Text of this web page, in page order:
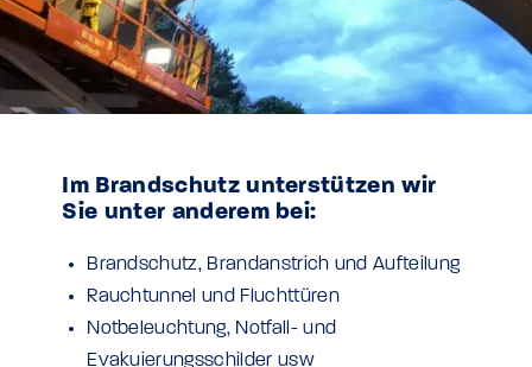
Im Brandschutz unterstützen wir
Sie unter anderem bei:
Brandschutz, Brandanstrich und Aufteilung
Rauchtunnel und Fluchttüren
Notbeleuchtung, Notfall- und
Evakuierungsschilder usw